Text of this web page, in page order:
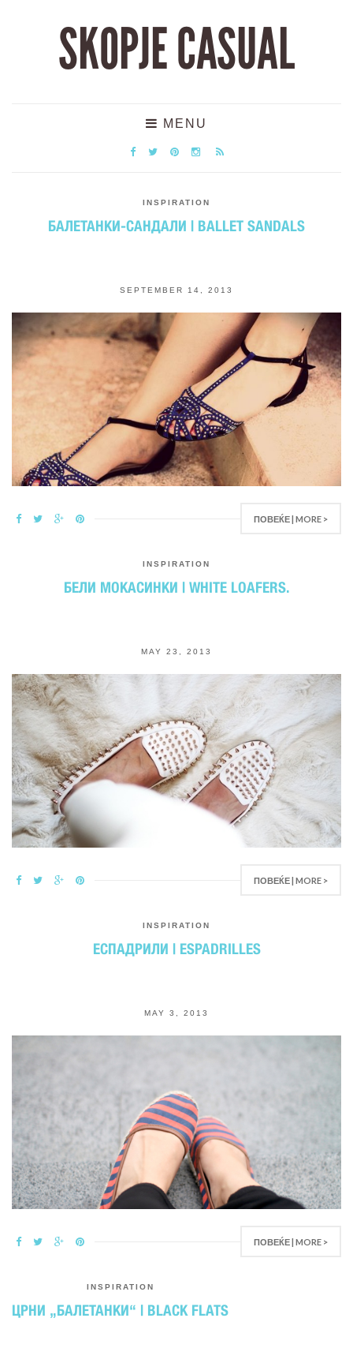
SKOPJE CASUAL
MENU
INSPIRATION
БАЛЕТАНКИ-САНДАЛИ | BALLET SANDALS
SEPTEMBER 14, 2013
ПОВЕЌЕ | MORE >
INSPIRATION
БЕЛИ МОКАСИНКИ | WHITE LOAFERS.
MAY 23, 2013
ПОВЕЌЕ | MORE >
INSPIRATION
ЕСПАДРИЛИ | ESPADRILLES
MAY 3, 2013
ПОВЕЌЕ | MORE >
INSPIRATION
ЦРНИ „БАЛЕТАНКИ“ | BLACK FLATS